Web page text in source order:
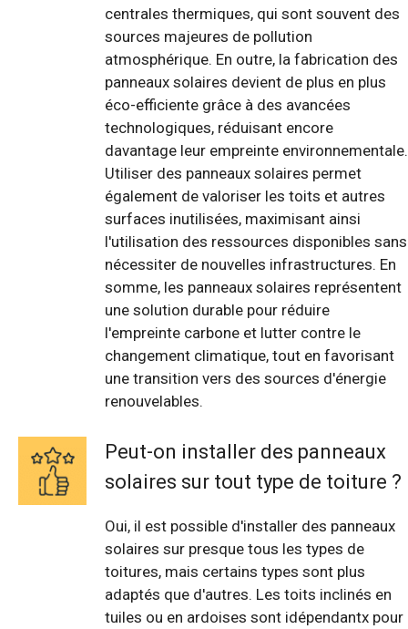
centrales thermiques, qui sont souvent des
sources majeures de pollution
atmosphérique. En outre, la fabrication des
panneaux solaires devient de plus en plus
éco-efficiente grâce à des avancées
technologiques, réduisant encore
davantage leur empreinte environnementale.
Utiliser des panneaux solaires permet
également de valoriser les toits et autres
surfaces inutilisées, maximisant ainsi
l'utilisation des ressources disponibles sans
nécessiter de nouvelles infrastructures. En
somme, les panneaux solaires représentent
une solution durable pour réduire
l'empreinte carbone et lutter contre le
changement climatique, tout en favorisant
une transition vers des sources d'énergie
renouvelables.
Peut-on installer des panneaux
solaires sur tout type de toiture ?
Oui, il est possible d'installer des panneaux
solaires sur presque tous les types de
toitures, mais certains types sont plus
adaptés que d'autres. Les toits inclinés en
tuiles ou en ardoises sont idépendantx pour